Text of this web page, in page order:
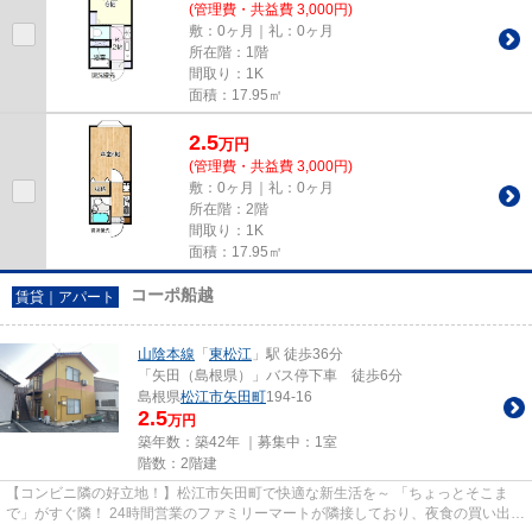
(管理費・共益費 3,000円)
敷：0ヶ月｜礼：0ヶ月
所在階：1階
間取り：1K
面積：17.95㎡
2.5万円
(管理費・共益費 3,000円)
敷：0ヶ月｜礼：0ヶ月
所在階：2階
間取り：1K
面積：17.95㎡
賃貸｜アパート コーポ船越
山陰本線 「 東松江 」駅 徒歩36分
「矢田（島根県）」バス停下車 徒歩6分
島根県松江市矢田町194-16
2.5万円
築年数：築42年 ｜募集中： 1室
階数：2階建
【コンビニ隣の好立地！】松江市矢田町で快適な新生活を～ 「ちょっとそこま
で」がすぐ隣！ 24時間営業のファミリーマートが隣接しており、夜食の買い出し